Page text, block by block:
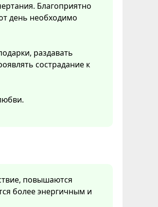
Благоприятно
день необходимо
раздавать
сострадание к
повышаются
более энергичным и